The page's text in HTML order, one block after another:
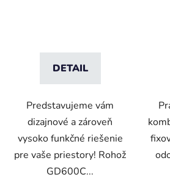
DETAIL
Predstavujeme vám
dizajnové a zároveň
vysoko funkčné riešenie
pre vaše priestory! Rohož
GD600C...